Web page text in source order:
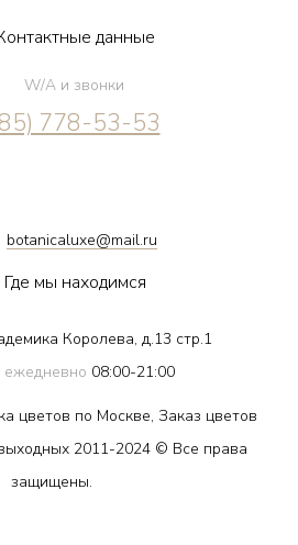
данные
W/A и звонки
778-53-53
botanicaluxe@mail.ru
Где мы находимся
Королева, д.13 стр.1
ежедневно 08:00-21:00
цветов по Москве, Заказ цветов
2011-2024 © Все права
защищены.